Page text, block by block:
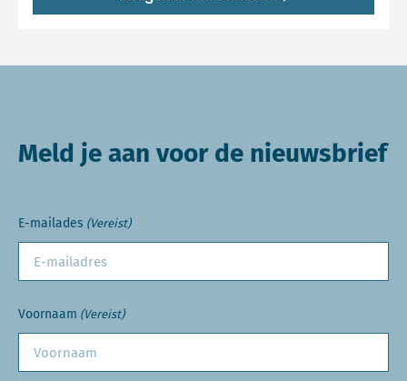
Meld je aan voor de nieuwsbrief
E-mailades (Vereist)
Voornaam (Vereist)